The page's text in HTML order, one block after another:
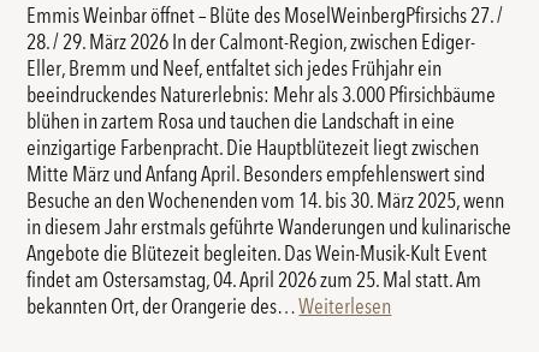
Emmis Weinbar öffnet – Blüte des MoselWeinbergPfirsichs 27. /
28. / 29. März 2026 In der Calmont-Region, zwischen Ediger-
Eller, Bremm und Neef, entfaltet sich jedes Frühjahr ein
beeindruckendes Naturerlebnis: Mehr als 3.000 Pfirsichbäume
blühen in zartem Rosa und tauchen die Landschaft in eine
einzigartige Farbenpracht. Die Hauptblütezeit liegt zwischen
Mitte März und Anfang April. Besonders empfehlenswert sind
Besuche an den Wochenenden vom 14. bis 30. März 2025, wenn
in diesem Jahr erstmals geführte Wanderungen und kulinarische
Angebote die Blütezeit begleiten. Das Wein-Musik-Kult Event
findet am Ostersamstag, 04. April 2026 zum 25. Mal statt. Am
bekannten Ort, der Orangerie des…Weiterlesen